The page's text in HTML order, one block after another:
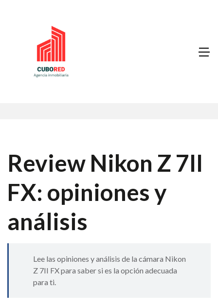
Review Nikon Z 7II
FX: opiniones y
análisis
Lee las opiniones y análisis de la cámara Nikon
Z 7II FX para saber si es la opción adecuada
para ti.